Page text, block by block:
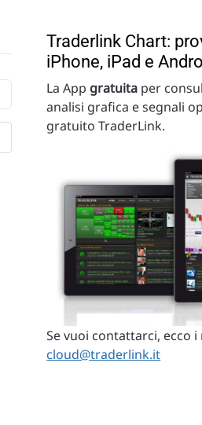
Traderlink Chart:
iPhone, iPad e
La App gratuita per
analisi grafica e segnali
gratuito TraderLink.
Se vuoi contattarci, ecco
cloud@traderlink.it